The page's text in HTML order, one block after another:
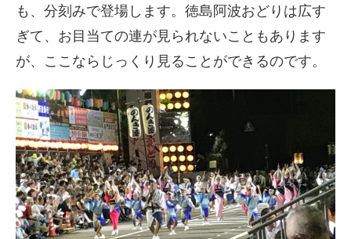
も、分刻みで登場します。徳島阿波おどりは広す
ぎて、お目当ての連が見られないこともあります
が、ここならじっくり見ることができるのです。